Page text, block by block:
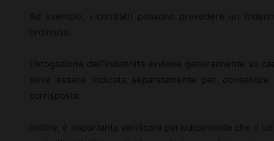
Ad esempio, i contratti possono prevedere un
ordinaria.
L’erogazione dell’indennità avviene generalmente su
deve essere indicata separatamente per
corrisposte.
Inoltre, è importante verificare periodicamente che il